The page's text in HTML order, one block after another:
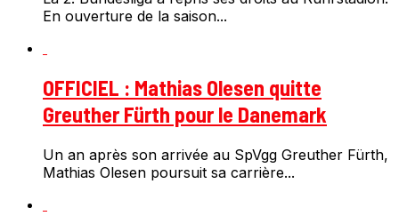
En ouverture de la saison...
OFFICIEL : Mathias Olesen quitte
Greuther Fürth pour le Danemark
Un an après son arrivée au SpVgg Greuther Fürth,
Mathias Olesen poursuit sa carrière...